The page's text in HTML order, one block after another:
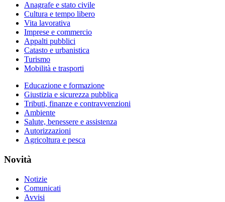
Anagrafe e stato civile
Cultura e tempo libero
Vita lavorativa
Imprese e commercio
Appalti pubblici
Catasto e urbanistica
Turismo
Mobilità e trasporti
Educazione e formazione
Giustizia e sicurezza pubblica
Tributi, finanze e contravvenzioni
Ambiente
Salute, benessere e assistenza
Autorizzazioni
Agricoltura e pesca
Novità
Notizie
Comunicati
Avvisi